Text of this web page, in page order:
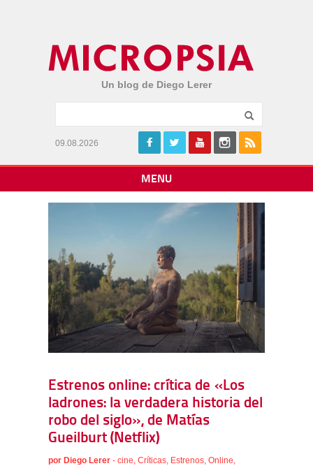
Un blog de Diego Lerer
09.08.2026
MENU
Estrenos online: crítica de «Los
ladrones: la verdadera historia del
robo del siglo», de Matías
Gueilburt (Netflix)
por Diego Lerer - cine, Críticas, Estrenos, Online,